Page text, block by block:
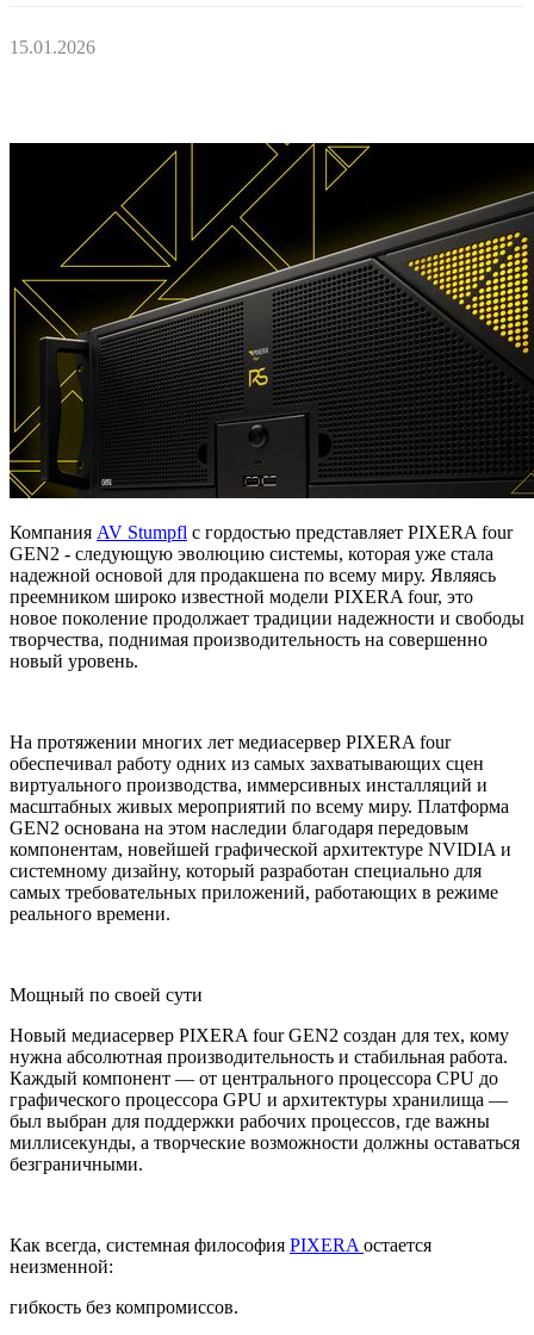
15.01.2026
Компания AV Stumpfl с гордостью представляет PIXERA four
GEN2 - следующую эволюцию системы, которая уже стала
надежной основой для продакшена по всему миру. Являясь
преемником широко известной модели PIXERA four, это
новое поколение продолжает традиции надежности и свободы
творчества, поднимая производительность на совершенно
новый уровень.
На протяжении многих лет медиасервер PIXERA four
обеспечивал работу одних из самых захватывающих сцен
виртуального производства, иммерсивных инсталляций и
масштабных живых мероприятий по всему миру. Платформа
GEN2 основана на этом наследии благодаря передовым
компонентам, новейшей графической архитектуре NVIDIA и
системному дизайну, который разработан специально для
самых требовательных приложений, работающих в режиме
реального времени.
Мощный по своей сути
Новый медиасервер PIXERA four GEN2 создан для тех, кому
нужна абсолютная производительность и стабильная работа.
Каждый компонент — от центрального процессора CPU до
графического процессора GPU и архитектуры хранилища —
был выбран для поддержки рабочих процессов, где важны
миллисекунды, а творческие возможности должны оставаться
безграничными.
Как всегда, системная философия PIXERA остается
неизменной:
гибкость без компромиссов.